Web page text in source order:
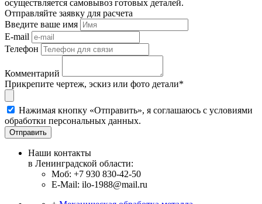
осуществляется самовывоз готовых деталей.
Отправляйте заявку для расчета
Введите ваше имя
E-mail
Телефон
Комментарий
Прикрепите чертеж, эскиз или фото детали*
Нажимая кнопку «Отправить», я соглашаюсь с условиями
обработки персональных данных.
Отправить
Наши контакты
в Ленинградской области:
Моб: +7 930 830-42-50
E-Mail: ilo-1988@mail.ru